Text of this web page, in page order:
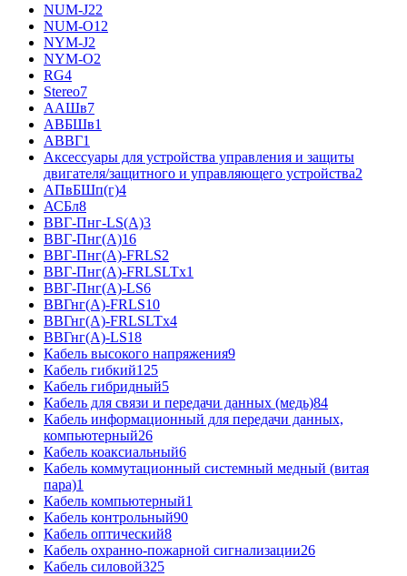
NUM-J22
NUM-О12
NYM-J2
NYM-O2
RG4
Stereo7
ААШв7
АВБШв1
АВВГ1
Аксессуары для устройства управления и защиты
двигателя/защитного и управляющего устройства2
АПвБШп(г)4
АСБл8
ВВГ-Пнг-LS(А)3
ВВГ-Пнг(А)16
ВВГ-Пнг(А)-FRLS2
ВВГ-Пнг(А)-FRLSLTx1
ВВГ-Пнг(А)-LS6
ВВГнг(А)-FRLS10
ВВГнг(А)-FRLSLTx4
ВВГнг(А)-LS18
Кабель высокого напряжения9
Кабель гибкий125
Кабель гибридный5
Кабель для связи и передачи данных (медь)84
Кабель информационный для передачи данных,
компьютерный26
Кабель коаксиальный6
Кабель коммутационный системный медный (витая
пара)1
Кабель компьютерный1
Кабель контрольный90
Кабель оптический8
Кабель охранно-пожарной сигнализации26
Кабель силовой325